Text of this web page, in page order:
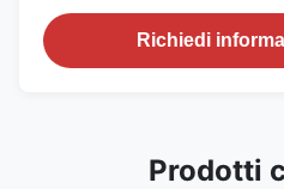
Richiedi
Prodotti